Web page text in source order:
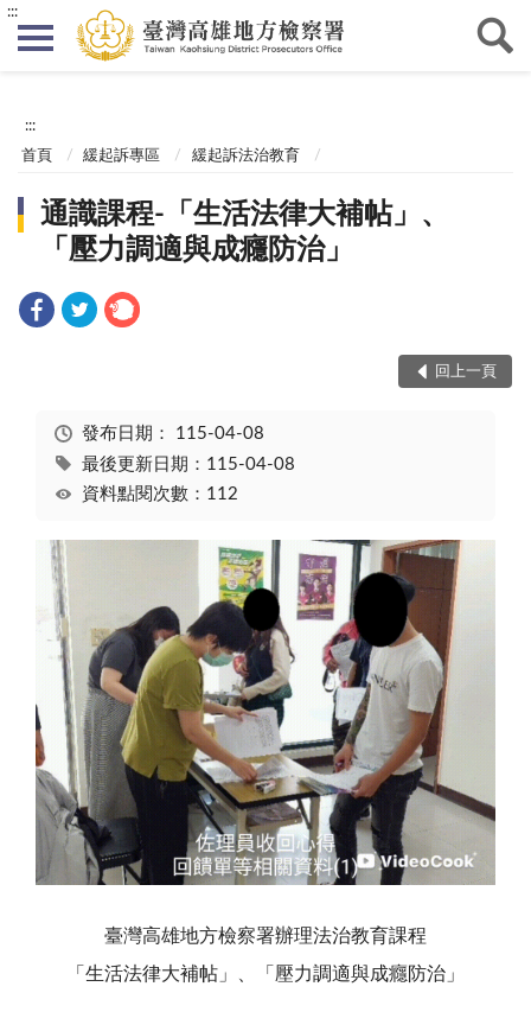
:::
:::
首頁 緩起訴專區 緩起訴法治教育
通識課程-「生活法律大補帖」、
「壓力調適與成癮防治」
回上一頁
發布日期： 115-04-08
最後更新日期：115-04-08
資料點閱次數：112
臺灣高雄地方檢察署辦理法治教育課程
「生活法律大補帖」、「壓力調適與成癮防治」